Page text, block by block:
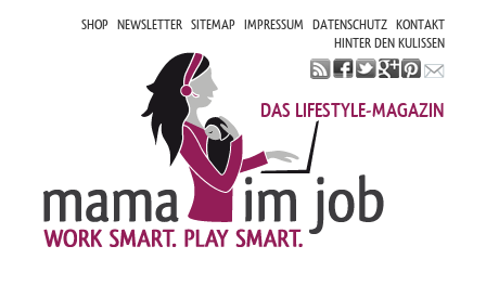
SHOP NEWSLETTER SITEMAP IMPRESSUM DATENSCHUTZ KONTAKT
HINTER DEN KULISSEN
DAS LIFESTYLE-MAGAZIN